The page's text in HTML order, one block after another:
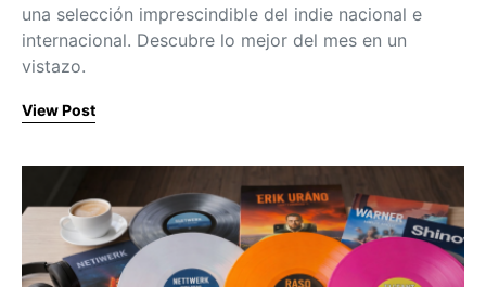
una selección imprescindible del indie nacional e
internacional. Descubre lo mejor del mes en un
vistazo.
View Post